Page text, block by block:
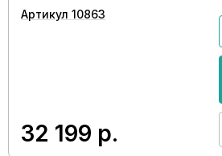
Артикул 10863
32 199 р.